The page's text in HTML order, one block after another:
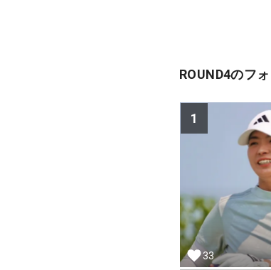
ROUND4のフ
1
33